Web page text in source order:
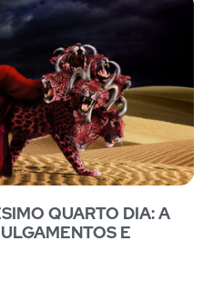
QUARTO DIA: A
E